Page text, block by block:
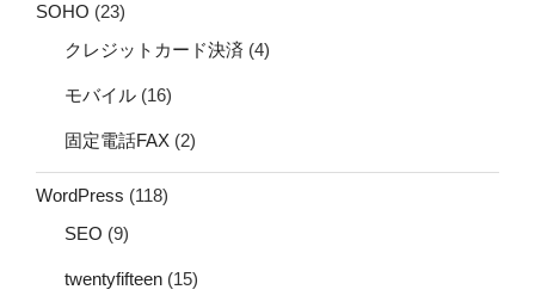
SOHO (23)
クレジットカード決済 (4)
モバイル (16)
固定電話FAX (2)
WordPress (118)
SEO (9)
twentyfifteen (15)